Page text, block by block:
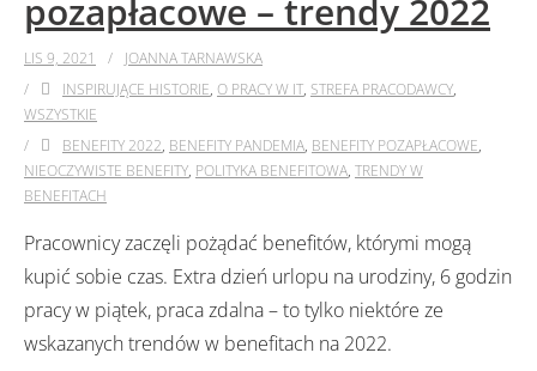
pozapłacowe – trendy 2022
LIS 9, 2021
JOANNA TARNAWSKA
INSPIRUJĄCE HISTORIE, O PRACY W IT, STREFA PRACODAWCY,
WSZYSTKIE
BENEFITY 2022, BENEFITY PANDEMIA, BENEFITY POZAPŁACOWE,
NIEOCZYWISTE BENEFITY, POLITYKA BENEFITOWA, TRENDY W
BENEFITACH
Pracownicy zaczęli pożądać benefitów, którymi mogą
kupić sobie czas. Extra dzień urlopu na urodziny, 6 godzin
pracy w piątek, praca zdalna – to tylko niektóre ze
wskazanych trendów w benefitach na 2022.